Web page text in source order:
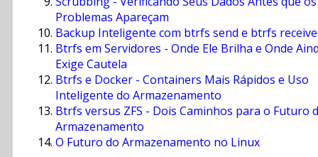
Problemas Apareçam
Backup Inteligente com btrfs send e btrfs receive
Btrfs em Servidores - Onde Ele Brilha e Onde
Exige Cautela
Btrfs e Docker - Containers Mais Rápidos e Uso
Inteligente do Armazenamento
Btrfs versus ZFS - Dois Caminhos para o Futuro
Armazenamento
O Futuro do Armazenamento no Linux